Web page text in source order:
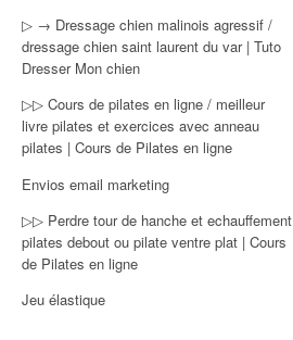
▷ → Dressage chien malinois agressif /
dressage chien saint laurent du var | Tuto
Dresser Mon chien
▷▷ Cours de pilates en ligne / meilleur
livre pilates et exercices avec anneau
pilates | Cours de Pilates en ligne
Envios email marketing
▷▷ Perdre tour de hanche et echauffement
pilates debout ou pilate ventre plat | Cours
de Pilates en ligne
Jeu élastique